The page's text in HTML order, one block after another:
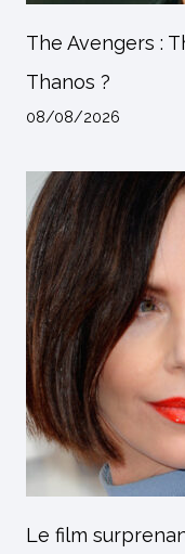
The Avengers :
Thanos ?
08/08/2026
Le film